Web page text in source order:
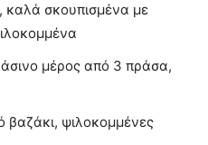
καλά σκουπισμένα με
μέρος από 3 πράσα,
βαζάκι, ψιλοκομμένες